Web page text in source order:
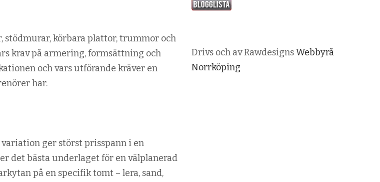
stödmurar, körbara plattor, trummor och
krav på armering, formsättning och
och vars utförande kräver en
har.
ger störst prisspann i en
det bästa underlaget för en välplanerad
på en specifik tomt – lera, sand,
Drivs och av RawdesignsWebbyrå
Norrköping